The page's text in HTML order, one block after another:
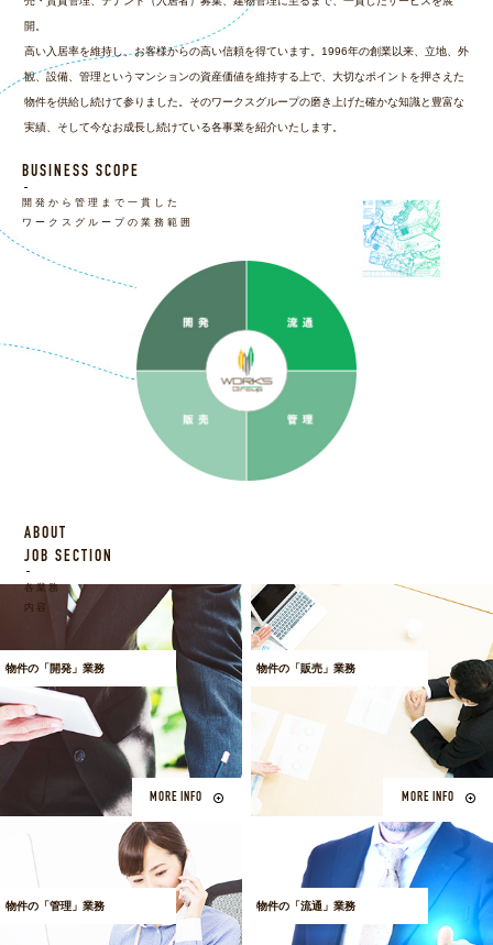
開。
高い入居率を維持し、お客様からの高い信頼を得ています。1996年の創業以来、立地、外
観、設備、管理というマンションの資産価値を維持する上で、大切なポイントを押さえた
物件を供給し続けて参りました。そのワークスグループの磨き上げた確かな知識と豊富な
実績、そして今なお成長し続けている各事業を紹介いたします。
BUSINESS SCOPE
開発から管理まで一貫した
ワークスグループの業務範囲
ABOUT
JOB SECTION
各業務
内容
物件の「開発」業務
MORE INFO
物件の「販売」業務
MORE INFO
物件の「管理」業務 物件の「流通」業務